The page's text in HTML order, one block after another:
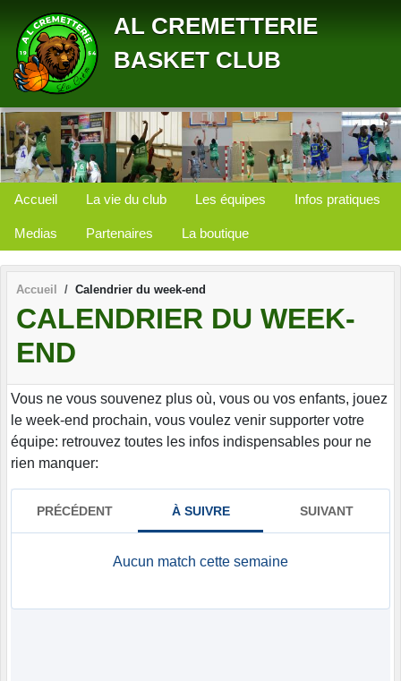
AL CREMETTERIE
BASKET CLUB
Accueil La vie du club Les équipes Infos pratiques
Medias Partenaires La boutique
Accueil Calendrier du week-end
CALENDRIER DU WEEK-
END
Vous ne vous souvenez plus où, vous ou vos enfants, jouez
le week-end prochain, vous voulez venir supporter votre
équipe: retrouvez toutes les infos indispensables pour ne
rien manquer:
Panneau de gestion des cookies